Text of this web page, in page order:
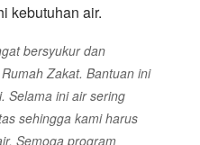
kebutuhan air.
bersyukur dan
Zakat. Bantuan ini
Selama ini air sering
sehingga kami harus
Semoga program